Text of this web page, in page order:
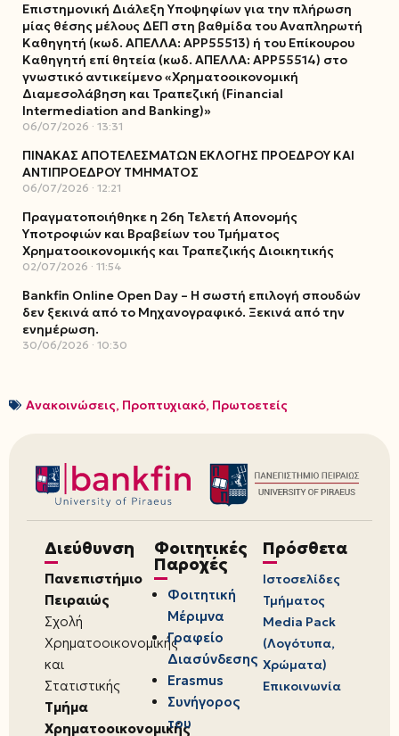
Επιστημονική Διάλεξη Υποψηφίων για την πλήρωση
μίας θέσης μέλους ΔΕΠ στη βαθμίδα του Αναπληρωτή
Καθηγητή (κωδ. ΑΠΕΛΛΑ: ΑΡΡ55513) ή του Επίκουρου
Καθηγητή επί θητεία (κωδ. ΑΠΕΛΛΑ: ΑΡΡ55514) στο
γνωστικό αντικείμενο «Χρηματοοικονομική
Διαμεσολάβηση και Τραπεζική (Financial
Intermediation and Banking)»
06/07/2026 13:31
ΠΙΝΑΚΑΣ ΑΠΟΤΕΛΕΣΜΑΤΩΝ ΕΚΛΟΓΗΣ ΠΡΟΕΔΡΟΥ ΚΑΙ
ΑΝΤΙΠΡΟΕΔΡΟΥ ΤΜΗΜΑΤΟΣ
06/07/2026 12:21
Πραγματοποιήθηκε η 26η Τελετή Απονομής
Υποτροφιών και Βραβείων του Τμήματος
Χρηματοοικονομικής και Τραπεζικής Διοικητικής
02/07/2026 11:54
Bankfin Online Open Day – Η σωστή επιλογή σπουδών
δεν ξεκινά από το Μηχανογραφικό. Ξεκινά από την
ενημέρωση.
30/06/2026 10:30
Ανακοινώσεις, Προπτυχιακό, Πρωτοετείς
Διεύθυνση
Πανεπιστήμιο
Πειραιώς
Σχολή
Χρηματοοικονομικής
και
Στατιστικής
Τμήμα
Χρηματοοικονομικής
Φοιτητικές
Παροχές
Φοιτητική
Μέριμνα
Γραφείο
Διασύνδεσης
Erasmus
Συνήγορος
του
Πρόσθετα
Ιστοσελίδες
Τμήματος
Media Pack
(Λογότυπα,
Χρώματα)
Επικοινωνία